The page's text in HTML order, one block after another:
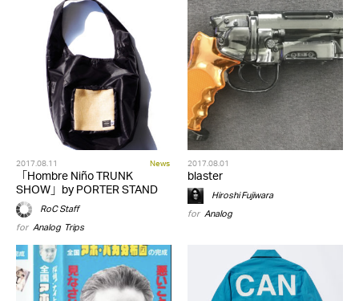
2017.08.11 News
「Hombre Niño TRUNK
SHOW」by PORTER STAND
RoC Staff
for Analog, Trips
2017.08.01
blaster
Hiroshi Fujiwara
for Analog